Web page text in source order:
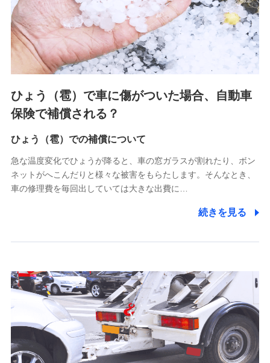
上記に係る連絡・手続き・管理等付帯業務を行うため
3.セミナー募集サイトから取得した個人情報
各種セミナーの案内、開催のため
上記に係る連絡・手続き・管理等付帯業務を行うため
4.家族・友達紹介にて取得した個人情報
被紹介者への連絡、及び当社と取引のあるもしくは委託を受
けている保険会社・提携会社の保険その他に関する情報を提
供し、金融商品等の契約を勧奨するため
アンケートやキャンペーン等の実施のため
上記に係る連絡・手続き・管理等付帯業務を行うため
5.通話録音にて取得する情報
7.社員（従業者）の個人情報
人事･勤怠･健康・労務等の管理、給与支給、福利厚生・採用
退職関連処理等の各種手続きのため、当社と従業員または従
業員同士の連絡のため
8.取引先個人情報
ひょう（雹）で車に傷がついた場合、自動車
保険で補償される？
ひょう（雹）での補償について
急な温度変化でひょうが降ると、車の窓ガラスが割れたり、ボン
ネットがへこんだりと様々な被害をもらたします。そんなとき、
車の修理費を毎回出していては大きな出費に…
続きを見る